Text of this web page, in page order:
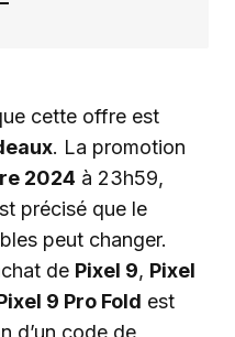
cette offre est
. La promotion
2024 à 23h59,
précisé que le
peut changer.
de Pixel 9, Pixel
9 Pro Fold est
d’un code de